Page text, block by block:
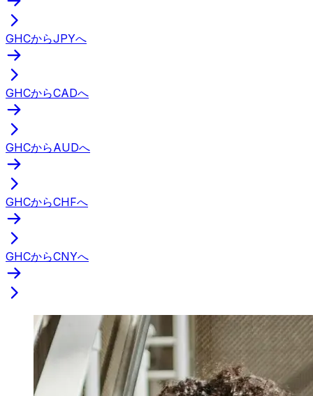
GHCからJPYへ
GHCからCADへ
GHCからAUDへ
GHCからCHFへ
GHCからCNYへ